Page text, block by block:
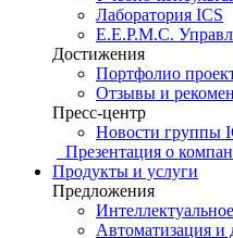
Лаборатория ICS
E.E.P.M.C.
Достижения
Портфолио
Отзывы и
Пресс-центр
Новости группы
Презентация о
Продукты и услуги
Предложения
Автоматизация и